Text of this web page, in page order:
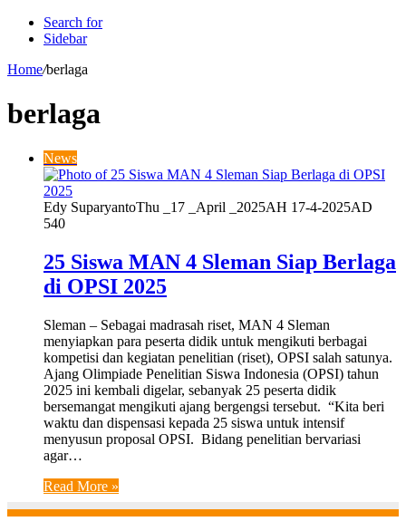
Search for
Sidebar
Home/berlaga
berlaga
News
Edy SuparyantoThu _17 _April _2025AH 17-4-2025AD
540
25 Siswa MAN 4 Sleman Siap Berlaga
di OPSI 2025
Sleman – Sebagai madrasah riset, MAN 4 Sleman
menyiapkan para peserta didik untuk mengikuti berbagai
kompetisi dan kegiatan penelitian (riset), OPSI salah satunya.
Ajang Olimpiade Penelitian Siswa Indonesia (OPSI) tahun
2025 ini kembali digelar, sebanyak 25 peserta didik
bersemangat mengikuti ajang bergengsi tersebut. “Kita beri
waktu dan dispensasi kepada 25 siswa untuk intensif
menyusun proposal OPSI. Bidang penelitian bervariasi
agar…
Read More »